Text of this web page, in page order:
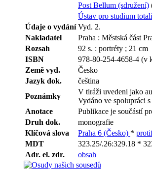
Post Bellum (sdružení)
Ústav pro studium
Údaje o vydání Vyd. 2.
Nakladatel
Praha : Městská část
Rozsah
92 s. : portréty ; 21 cm
ISBN
978-80-254-4658-4 (v
Země vyd.
Česko
Jazyk dok.
čeština
Poznámky
V tiráži uvedeni jako
Vydáno ve spolupráci
Anotace
Publikace je součástí
Druh dok.
monografie
Klíčová slova
Praha 6 (Česko) *
MDT
323.25/.26:329.18 *
Adr. el. zdr.
obsah